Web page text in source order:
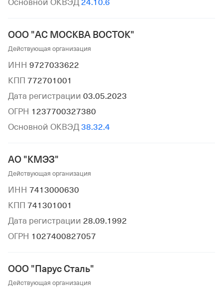
Основной ОКВЭД 24.10.6
ООО "АС МОСКВА ВОСТОК"
Действующая организация
ИНН 9727033622
КПП 772701001
Дата регистрации 03.05.2023
ОГРН 1237700327380
Основной ОКВЭД 38.32.4
АО "КМЭЗ"
Действующая организация
ИНН 7413000630
КПП 741301001
Дата регистрации 28.09.1992
ОГРН 1027400827057
ООО "Парус Сталь"
Действующая организация